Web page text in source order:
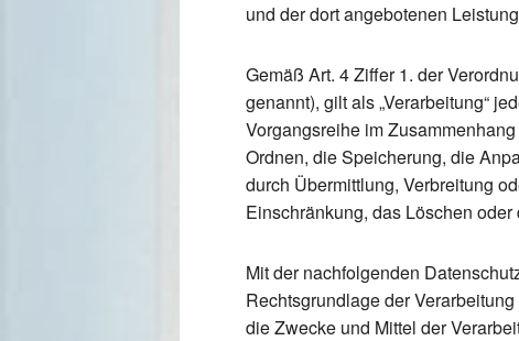
und der dort angebotenen
Gemäß Art. 4 Ziffer 1. der
genannt), gilt als „Verarbeitung“
Vorgangsreihe im
Ordnen, die Speicherung, die
durch Übermittlung, Verbreitung
Einschränkung, das Löschen oder
Mit der nachfolgenden
Rechtsgrundlage der
die Zwecke und Mittel der